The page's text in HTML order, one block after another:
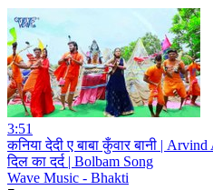
3:51
कनिया देदी ए बाबा कुँवार बानी |
दिल का दर्द | Bolbam Song
Wave Music - Bhakti